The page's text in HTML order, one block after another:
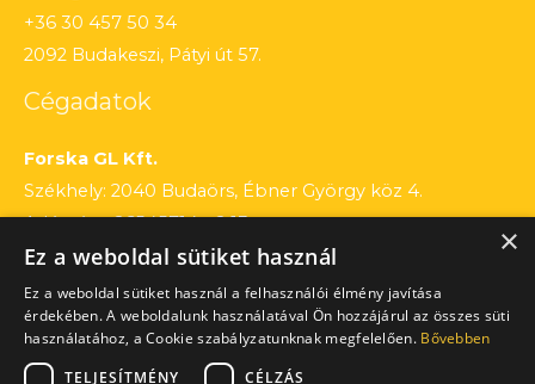
+36 30 457 50 34
2092 Budakeszi, Pátyi út 57.
Cégadatok
Forska GL Kft.
Székhely: 2040 Budaörs, Ébner György köz 4.
Adószám: 26545714 – 2 13
Cégjegyzékszám: 13 – 09 – 195803
Számlaszám: 12010154 – 01660751 – 00100001
×
Ez a weboldal sütiket használ
Ez a weboldal sütiket használ a felhasználói élmény javítása
érdekében. A weboldalunk használatával Ön hozzájárul az összes süti
használatához, a Cookie szabályzatunknak megfelelően. Bővebben
TELJESÍTMÉNY
CÉLZÁS